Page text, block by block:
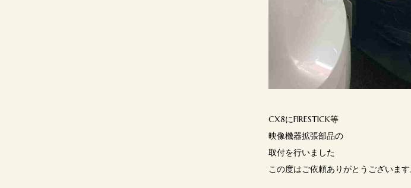
CX8にFIRESTICK等
映像機器拡張部品の
取付を行いました
この度はご依頼ありがとうございます